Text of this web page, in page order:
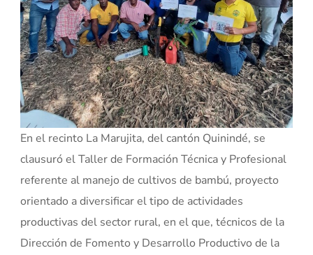
En el recinto La Marujita, del cantón Quinindé, se
clausuró el Taller de Formación Técnica y Profesional
referente al manejo de cultivos de bambú, proyecto
orientado a diversificar el tipo de actividades
productivas del sector rural, en el que, técnicos de la
Dirección de Fomento y Desarrollo Productivo de la